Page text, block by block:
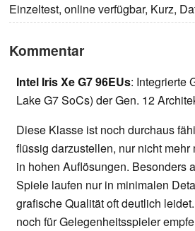
Einzeltest, online verfügbar, Kurz,
Kommentar
Intel Iris Xe G7 96EUs: Integrierte
Lake G7 SoCs) der Gen. 12
Diese Klasse ist noch durchaus
flüssig darzustellen, nur nicht
in hohen Auflösungen. Besonders
Spiele laufen nur in minimalen
grafische Qualität oft deutlich
noch für Gelegenheitsspieler